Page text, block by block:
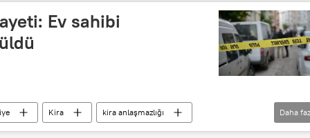
Ev sahibi
Kira
kira anlaşmazlığı
Cinayet Büro Amirliği
Cinayet Masası
Daha